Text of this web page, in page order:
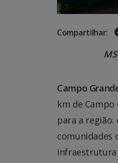
Compartilhar:
Campo
km de
para a
comunidades
infraestrutura